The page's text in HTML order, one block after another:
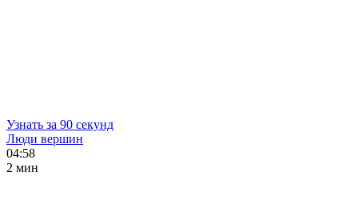
Узнать за 90 секунд
Люди вершин
04:58
2 мин